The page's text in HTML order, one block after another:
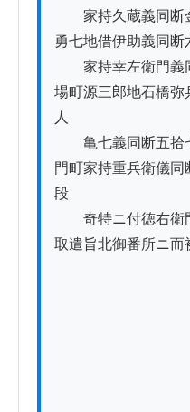
家持久蔵義同断
勇七地借伊助義同
家持幸左衛門義
場町源三郎地石橋弥
人
亀七義同断五拾
門町家持重兵衛儀
段
奇特ニ付徳右衛
取遣旨北御番所ニ而